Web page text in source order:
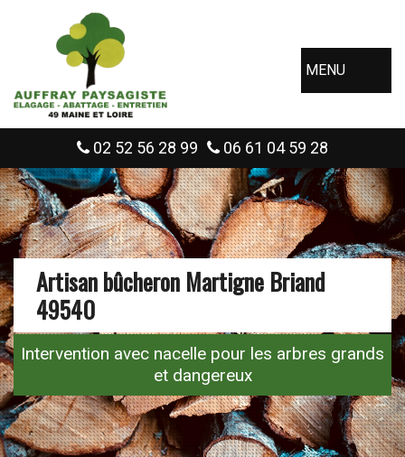
MENU
02 52 56 28 99 06 61 04 59 28
Artisan bûcheron Martigne Briand
49540
Intervention avec nacelle pour les arbres grands
et dangereux